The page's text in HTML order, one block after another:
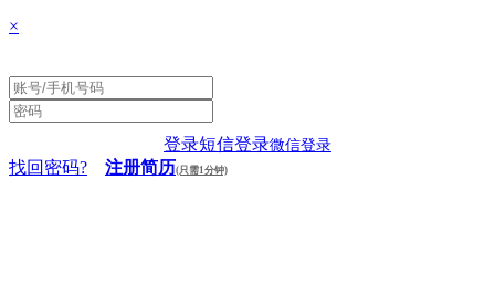
×
登录短信登录微信登录
找回密码? 注册简历(只需1分钟)